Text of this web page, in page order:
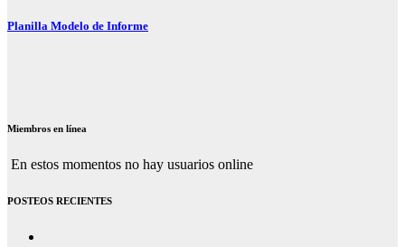
Planilla Modelo de Informe
Miembros en línea
En estos momentos no hay usuarios online
POSTEOS RECIENTES